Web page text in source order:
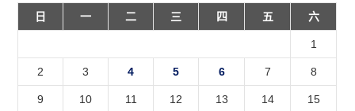
日
一 二 三 四 五 六
1
2 3 4 5 6 7 8
9 10 11 12 13 14 15